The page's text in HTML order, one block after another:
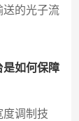
的光子流
是如何保障
度调制技